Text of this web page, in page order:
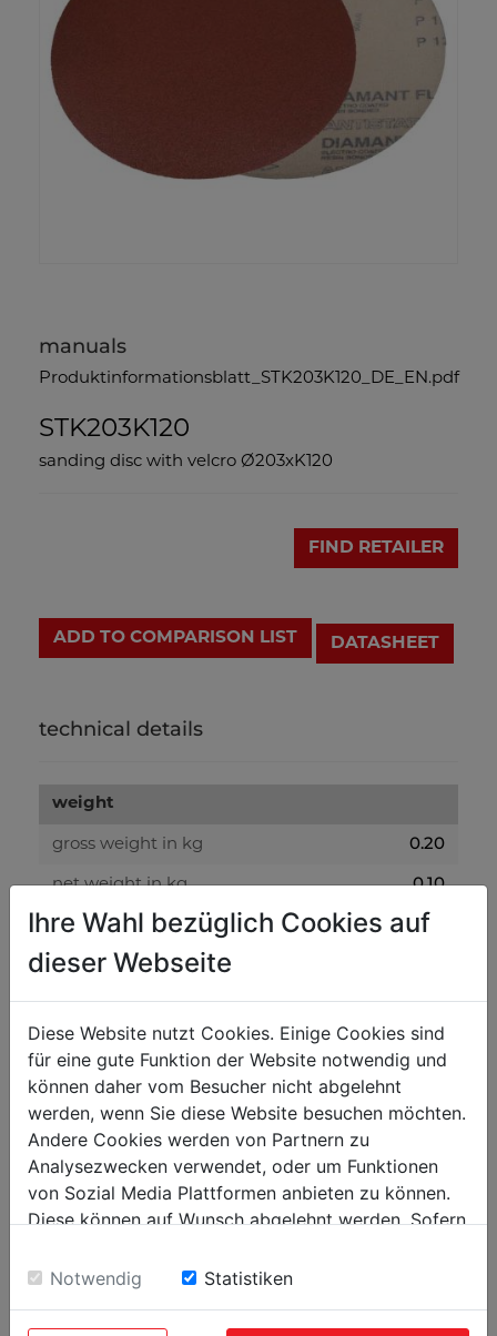
manuals
Produktinformationsblatt_STK203K120_DE_EN.pdf
STK203K120
sanding disc with velcro Ø203xK120
FIND RETAILER
ADD TO COMPARISON LIST DATASHEET
technical details
weight
gross weight in kg 0.20
net weight in kg 0.10
packaging
packaging length in mm 100
packaging height in mm 10
general data
EAN code 9120058377327
PU in pieces 5
Ihre Wahl bezüglich Cookies auf
dieser Webseite
Diese Website nutzt Cookies. Einige Cookies sind
für eine gute Funktion der Website notwendig und
können daher vom Besucher nicht abgelehnt
werden, wenn Sie diese Website besuchen möchten.
Andere Cookies werden von Partnern zu
Analysezwecken verwendet, oder um Funktionen
von Sozial Media Plattformen anbieten zu können.
Diese können auf Wunsch abgelehnt werden. Sofern
Einwilligung zu unseren Cookies.
Notwendig Statistiken